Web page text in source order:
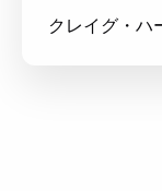
クレイグ・ハ